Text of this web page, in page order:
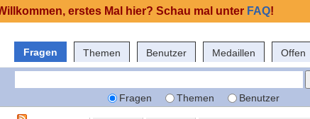
Fragen Themen Benutzer Medaillen Offen
Fragen Themen Benutzer
erstes Mal hier? Schau mal unter FAQ!